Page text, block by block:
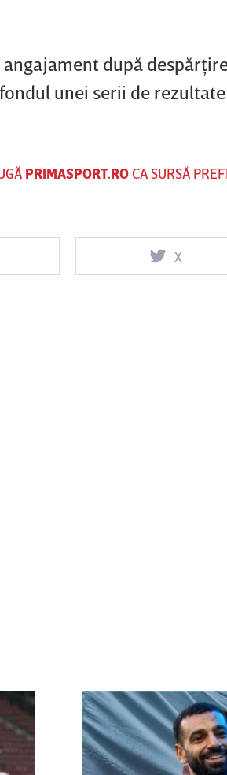
angajament după
unei serii de
PRIMASPORT.ROCA SURSĂ
X